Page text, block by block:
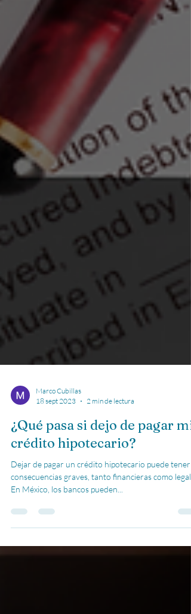
Marco Cubillas
18 sept 2023
2 min de lectura
¿Qué pasa si dejo de pagar mi
crédito hipotecario?
Dejar de pagar un crédito hipotecario puede tener
En México, los bancos pueden...